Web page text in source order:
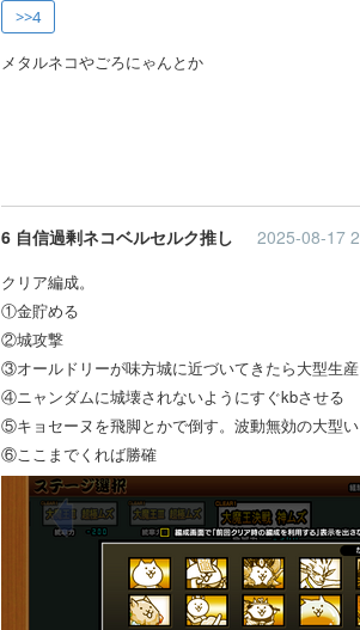
>>4
メタルネコやごろにゃんとか
6 自信過剰ネコベルセルク推し 2025-08-17
クリア編成。
①金貯める
②城攻撃
③オールドリーが味方城に近づいてきたら大型生
④ニャンダムに城壊されないようにすぐkbさせる
⑤キョセーヌを飛脚とかで倒す。波動無効の大型
⑥ここまでくれば勝確